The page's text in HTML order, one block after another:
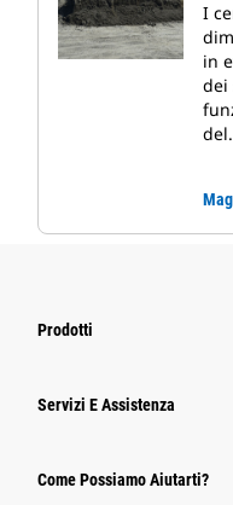
I
in
dei
Prodotti
Servizi E Assistenza
Come Possiamo Aiutarti?